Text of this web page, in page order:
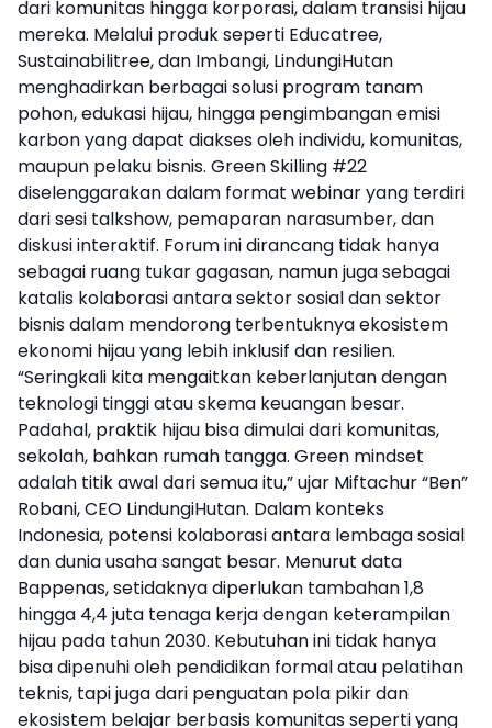
dari komunitas hingga korporasi, dalam transisi hijau
mereka. Melalui produk seperti Educatree,
Sustainabilitree, dan Imbangi, LindungiHutan
menghadirkan berbagai solusi program tanam
pohon, edukasi hijau, hingga pengimbangan emisi
karbon yang dapat diakses oleh individu, komunitas,
maupun pelaku bisnis. Green Skilling #22
diselenggarakan dalam format webinar yang terdiri
dari sesi talkshow, pemaparan narasumber, dan
diskusi interaktif. Forum ini dirancang tidak hanya
sebagai ruang tukar gagasan, namun juga sebagai
katalis kolaborasi antara sektor sosial dan sektor
bisnis dalam mendorong terbentuknya ekosistem
ekonomi hijau yang lebih inklusif dan resilien.
“Seringkali kita mengaitkan keberlanjutan dengan
teknologi tinggi atau skema keuangan besar.
Padahal, praktik hijau bisa dimulai dari komunitas,
sekolah, bahkan rumah tangga. Green mindset
adalah titik awal dari semua itu,” ujar Miftachur “Ben”
Robani, CEO LindungiHutan. Dalam konteks
Indonesia, potensi kolaborasi antara lembaga sosial
dan dunia usaha sangat besar. Menurut data
Bappenas, setidaknya diperlukan tambahan 1,8
hingga 4,4 juta tenaga kerja dengan keterampilan
hijau pada tahun 2030. Kebutuhan ini tidak hanya
bisa dipenuhi oleh pendidikan formal atau pelatihan
teknis, tapi juga dari penguatan pola pikir dan
ekosistem belajar berbasis komunitas seperti yang